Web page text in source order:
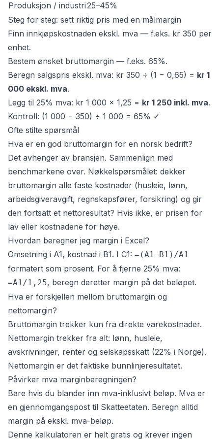
Produksjon / industri25–45%
Steg for steg: sett riktig pris med en målmargin
Finn innkjøpskostnaden ekskl. mva — f.eks. kr 350 per
enhet.
Bestem ønsket bruttomargin — f.eks. 65%.
Beregn salgspris ekskl. mva: kr 350 ÷ (1 − 0,65) = kr 1
000 ekskl. mva.
Legg til 25% mva: kr 1 000 × 1,25 = kr 1 250 inkl. mva.
Kontroll: (1 000 − 350) ÷ 1 000 = 65% ✓
Ofte stilte spørsmål
Hva er en god bruttomargin for en norsk bedrift?
Det avhenger av bransjen. Sammenlign med
benchmarkene over. Nøkkelspørsmålet: dekker
bruttomargin alle faste kostnader (husleie, lønn,
arbeidsgiveravgift, regnskapsfører, forsikring) og gir
den fortsatt et nettoresultat? Hvis ikke, er prisen for
lav eller kostnadene for høye.
Hvordan beregner jeg margin i Excel?
Omsetning i A1, kostnad i B1. I C1: =(A1-B1)/A1
formatert som prosent. For å fjerne 25% mva:
=A1/1,25, beregn deretter margin på det beløpet.
Hva er forskjellen mellom bruttomargin og
nettomargin?
Bruttomargin trekker kun fra direkte varekostnader.
Nettomargin trekker fra alt: lønn, husleie,
avskrivninger, renter og selskapsskatt (22% i Norge).
Nettomargin er det faktiske bunnlinjeresultatet.
Påvirker mva marginberegningen?
Bare hvis du blander inn mva-inklusivt beløp. Mva er
en gjennomgangspost til Skatteetaten. Beregn alltid
margin på ekskl. mva-beløp.
Denne kalkulatoren er helt gratis og krever ingen